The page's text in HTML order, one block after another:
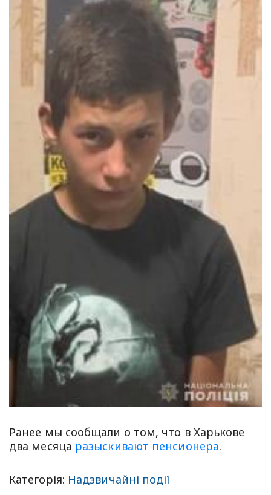
Ранее мы сообщали о том, что в Харькове
два месяца разыскивают пенсионера.
Категорія: Надзвичайні події